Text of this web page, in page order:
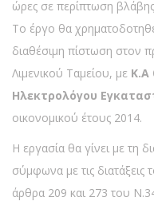
ώρες σε περίπτωση βλάβης
Το έργο θα
διαθέσιμη πίστωση στον
Λιμενικού Ταμείου, με Κ.Α
Ηλεκτρολόγου
οικονομικού έτους 2014.
Η εργασία θα γίνει με τη
σύμφωνα με τις
άρθρα 209 και 273 του